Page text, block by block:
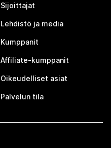
Sijoittajat
Lehdistö ja media
Kumppanit
Affiliate-kumppanit
Oikeudelliset asiat
Palvelun tila